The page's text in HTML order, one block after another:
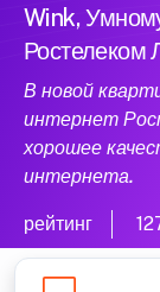
Wink,
Ростелеком
В новой
интернет
хорошее
интернета.
рейтинг